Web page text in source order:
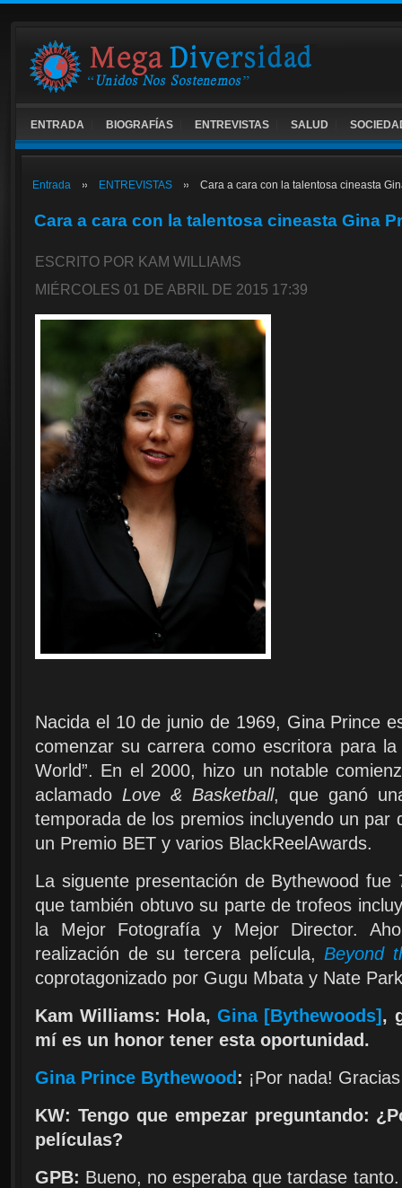
ENTRADA BIOGRAFÍAS ENTREVISTAS SALUD
Entrada ENTREVISTAS Cara a cara con la talentosa cineasta
Cara a cara con la talentosa cineasta Gina
ESCRITO POR KAM WILLIAMS
MIÉRCOLES 01 DE ABRIL DE 2015 17:39
Nacida el 10 de junio de 1969, Gina Prince
comenzar su carrera como escritora para la
World”. En el 2000, hizo un notable
aclamado Love & Basketball, que ganó
temporada de los premios incluyendo un par
un Premio BET y varios BlackReelAwards.
La siguente presentación de Bythewood fue
que también obtuvo su parte de trofeos
la Mejor Fotografía y Mejor Director.
realización de su tercera película, Beyond
coprotagonizado por Gugu Mbata y Nate
Kam Williams: Hola,Gina [Bythewoods] ,
mí es un honor tener esta oportunidad.
Gina Prince Bythewood : ¡Por nada!
KW: Tengo que empezar preguntando:
películas?
GPB: Bueno, no esperaba que tardase